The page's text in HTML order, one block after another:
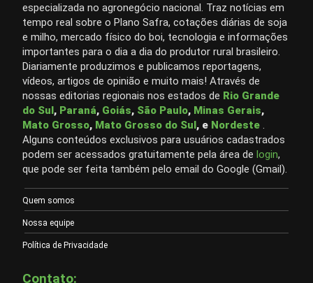
especializada no agronegócio nacional. Traz notícias em
tempo real sobre o Plano Safra, cotações diárias de soja
e milho, mercado físico do boi, tecnologia e informações
importantes para o dia a dia do produtor rural brasileiro.
Diariamente produzimos e publicamos reportagens,
vídeos, artigos de opinião e muito mais! Através de
nossas editorias regionais nos estados de Rio Grande
do Sul, Paraná, Goiás, São Paulo, Minas Gerais,
Mato Grosso, Mato Grosso do Sul, e Nordeste .
Alguns conteúdos exclusivos para usuários cadastrados
podem ser acessados gratuitamente pela área de login,
que pode ser feita também pelo email do Google (Gmail).
Quem somos
Nossa equipe
Política de Privacidade
Contato: